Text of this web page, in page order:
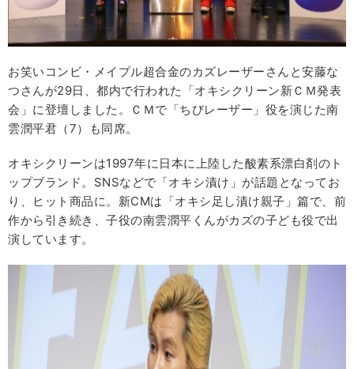
お笑いコンビ・メイプル超合金のカズレーザーさんと安藤な
つさんが29日、都内で行われた「オキシクリーン新ＣＭ発表
会」に登壇しました。ＣＭで「ちびレーザー」役を演じた南
雲潤平君（7）も同席。
オキシクリーンは1997年に日本に上陸した酸素系漂白剤のト
ップブランド。SNSなどで「オキシ漬け」が話題となってお
り、ヒット商品に。新CMは「オキシ足し漬け親子」篇で、前
作から引き続き、子役の南雲潤平くんがカズの子ども役で出
演しています。